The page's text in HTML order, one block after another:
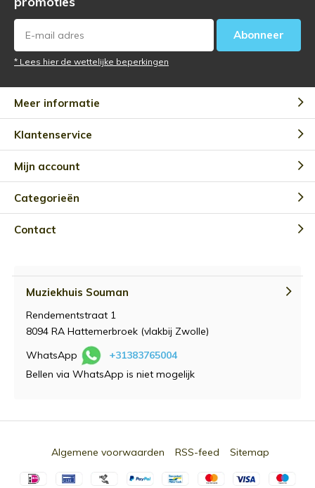
Abonneer
* Lees hier de wettelijke beperkingen
Meer informatie
Klantenservice
Mijn account
Categorieën
Contact
Muziekhuis Souman
Rendementstraat 1
8094 RA Hattemerbroek (vlakbij Zwolle)
WhatsApp
+31383765004
Bellen via WhatsApp is niet mogelijk
Algemene voorwaarden RSS-feed Sitemap